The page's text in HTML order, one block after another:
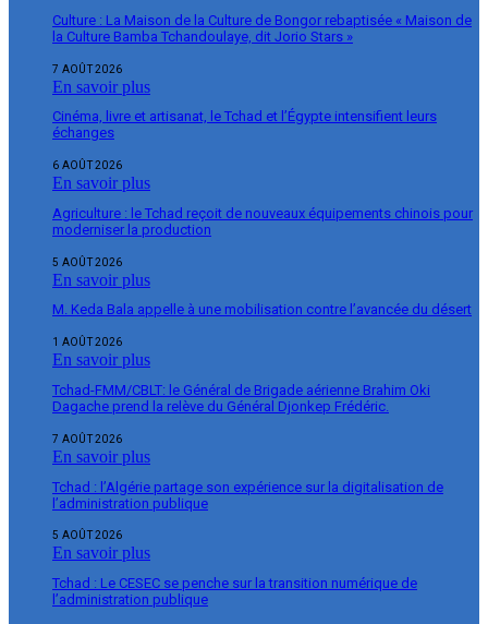
Culture : La Maison de la Culture de Bongor rebaptisée « Maison de
la Culture Bamba Tchandoulaye, dit Jorio Stars »
7 AOÛT 2026
En savoir plus
Cinéma, livre et artisanat, le Tchad et l’Égypte intensifient leurs
échanges
6 AOÛT 2026
En savoir plus
Agriculture : le Tchad reçoit de nouveaux équipements chinois pour
moderniser la production
5 AOÛT 2026
En savoir plus
M. Keda Bala appelle à une mobilisation contre l’avancée du désert
1 AOÛT 2026
En savoir plus
Tchad-FMM/CBLT: le Général de Brigade aérienne Brahim Oki
Dagache prend la relève du Général Djonkep Frédéric.
7 AOÛT 2026
En savoir plus
Tchad : l’Algérie partage son expérience sur la digitalisation de
l’administration publique
5 AOÛT 2026
En savoir plus
Tchad : Le CESEC se penche sur la transition numérique de
l’administration publique